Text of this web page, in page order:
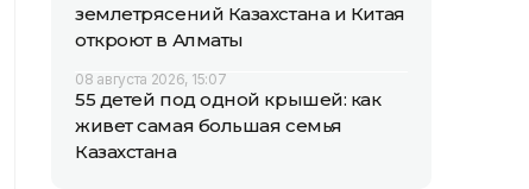
землетрясений Казахстана и Китая
откроют в Алматы
08 августа 2026, 15:07
55 детей под одной крышей: как
живет самая большая семья
Казахстана